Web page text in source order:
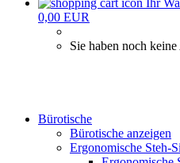
Ihr
0,00 EUR
Sie haben noch
Bürotische
Bürotische anzeigen
Ergonomische Steh-